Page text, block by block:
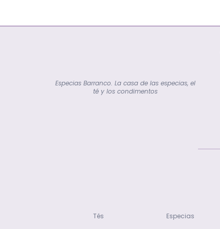
Especias Barranco. La casa de las especias, el
té y los condimentos
Tés Especias